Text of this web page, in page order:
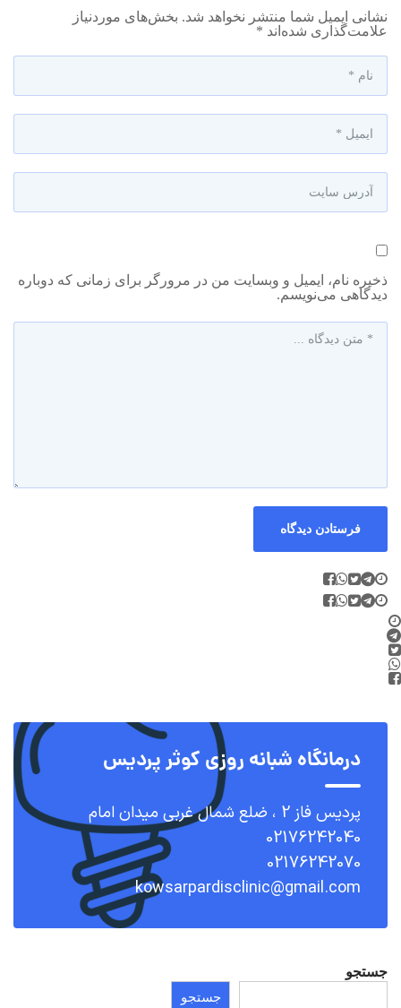
نشانی ایمیل شما منتشر نخواهد شد.
بخش‌های موردنیاز
علامت‌گذاری شده‌اند *
ذخیره نام، ایمیل و وبسایت من در مرورگر برای زمانی که دوباره
دیدگاهی می‌نویسم.
درمانگاه شبانه روزی کوثر پردیس
پردیس فاز 2 ، ضلع شمال غربی میدان امام
02176242040
02176242070
kowsarpardisclinic@gmail.com
جستجو
جستجو